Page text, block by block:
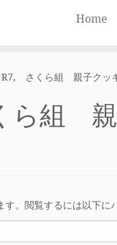
Home
R7, さくら組 親子クッ
ら組 親
。閲覧するには以下に